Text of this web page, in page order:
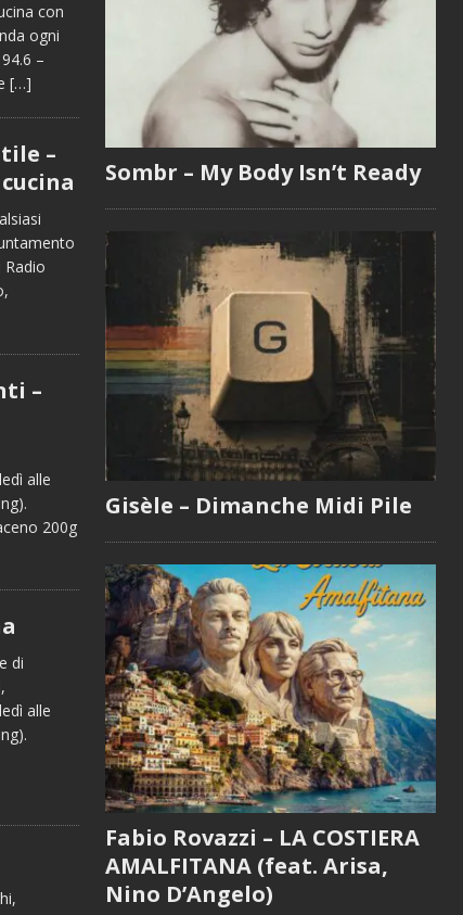
con
ogni
–
[…]
–
–
alle
200g
di
alle
Sombr – My Body Isn’t Ready
Gisèle – Dimanche Midi Pile
Fabio Rovazzi – LA COSTIERA
AMALFITANA (feat. Arisa,
Nino D’Angelo)